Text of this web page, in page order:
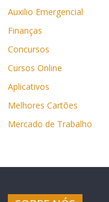
Auxilio Emergencial
Finanças
Concursos
Cursos Online
Aplicativos
Melhores Cartões
Mercado de Trabalho